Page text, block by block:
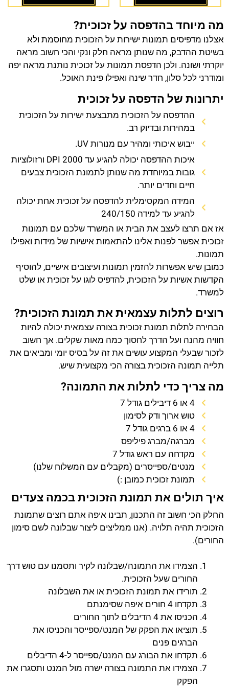
מה מיוחד בהדפסה על זכוכית?
אצלנו מדפיסים תמונות ישירות על הזכוכית מחוסמת ולא
בשיטת ההדבק, מה שנותן מראה חלק ונקי והכי חשוב מראה
יוקרתי ושונה. ולכן הדפסת תמונות על זכוכית נותנת מראה יפה
ומודרני לכל סלון, חדר שינה ואפילו פינת האוכל.
יתרונות של הדפסה על זכוכית
ההדפסה על הזכוכית מתבצעת ישירות על הזכוכית
במהירות ובדיוק רב.
ייבוש איכותי ומהיר עם מנורות UV.
איכות ההדפסה יכולה להגיע עד 2000 DPI ורזולוציות
גובות במיוחדת מה שנותן לתמונת הזכוכית צבעים
חיים וחדים יותר.
המידה המקסימלית להדפסה על זכוכית אחת יכולה
להגיע עד למידה 240/150
אז אם תרצו לעצב את הבית או המשרד שלכם עם תמונות
זכוכית אפשר לפנות אלינו להתאמות אישיות של מידות ואפילו
תמונות.
כמובן שיש אפשרות להזמין תמונות ועיצובים אישיים, להוסיף
הקדשות אשיות על הזכוכית, להדפיס לוגו על זכוכית או שלט
למשרד.
רוצים לתלות עצמאית את תמונת הזכוכית?
הבחירה לתלות תמונת זכוכית בצורה עצמאית יכולה להיות
חוויה מהנה ועל הדרך לחסוך כמה מאות שקלים. אך חשוב
לזכור שבעלי המקצוע עושים את זה על בסיס יומי ומביאים את
תלייה תמונה הזכוכית בצורה הכי מקצועית שיש.
מה צריך כדי לתלות את התמונה?
4 או 6 דיבילים גודל 7
טוש ארוך ודק לסימון
4 או 6 ברגים גודל 7
מברגה/מברג פיליפס
מקדחה עם ראש גודל 7
מנטים/ספייסרים (מקבלים עם המשלוח שלנו)
תמונת זכוכית כמובן :)
איך תולים את תמונת הזכוכית בכמה צעדים
החלק הכי חשוב זה התכנון, תבינו איפה אתם רוצים שתמונת
הזכוכית תהיה תלויה. (אנו ממליצים ליצור שבלונה לשם סימון
החורים).
הצמידו את התמונה/שבלונה לקיר ותסמנו עם טוש דרך
החורים שעל הזכוכית.
תורידו את תמונת הזכוכית או את השבלונה
תקדחו 4 חורים איפה שסימנתם
הכניסו את 4 הדיבלים לתוך החורים
תוציאו את הפקק של המנט/ספייסר והכניסו את
הברגים פנים
תקדחו את הבורג עם המנט/ספייסר ל-4 הדיבלים
הצמידו את התמונה בצורה ישרה מול המנט ותסגרו את
הפקק